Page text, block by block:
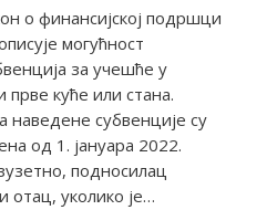
о финансијској подршци
могућност
за учешће у
куће или стана.
наведене субвенције су
од 1. јануара 2022.
подносилац
отац, уколико је…